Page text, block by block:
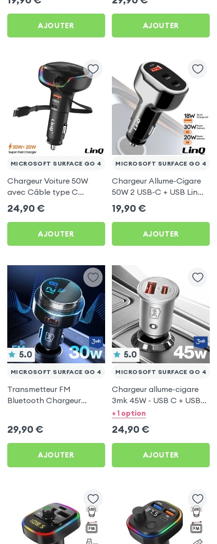
Go 4
AJOUTER
Microsoft Surface Go 4
AJOUTER
MICROSOFT SURFACE GO 4
Chargeur Voiture 50W
avec Câble type C
rétractable LinQ pour
Microsoft Surface Go 4
24,90 €
AJOUTER
MICROSOFT SURFACE GO 4
Chargeur Allume-Cigare
50W 2 USB-C + USB LinQ
Noir pour Microsoft
Surface Go 4
19,90 €
AJOUTER
5.0
MICROSOFT SURFACE GO 4
Transmetteur FM
Bluetooth Chargeur
Surface Go 4
29,90 €
AJOUTER
5.0
MICROSOFT SURFACE GO 4
Chargeur allume-cigare
3mk 45W - USB C + USB
pour Microsoft Surface
+ 1 option
24,90 €
AJOUTER